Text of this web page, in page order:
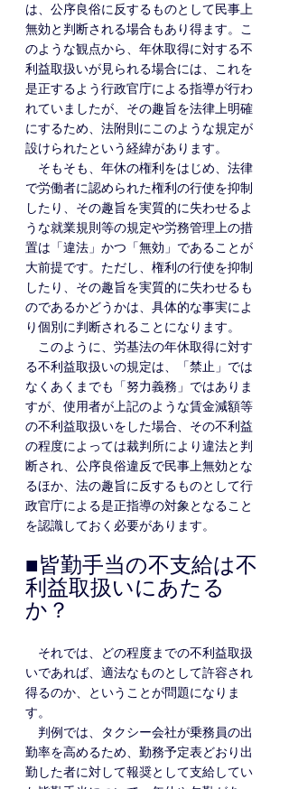
は、公序良俗に反するものとして民事上
無効と判断される場合もあり得ます。こ
のような観点から、年休取得に対する不
利益取扱いが見られる場合には、これを
是正するよう行政官庁による指導が行わ
れていましたが、その趣旨を法律上明確
にするため、法附則にこのような規定が
設けられたという経緯があります。
そもそも、年休の権利をはじめ、法律
で労働者に認められた権利の行使を抑制
したり、その趣旨を実質的に失わせるよ
うな就業規則等の規定や労務管理上の措
置は「違法」かつ「無効」であることが
大前提です。ただし、権利の行使を抑制
したり、その趣旨を実質的に失わせるも
のであるかどうかは、具体的な事実によ
り個別に判断されることになります。
このように、労基法の年休取得に対す
る不利益取扱いの規定は、「禁止」では
なくあくまでも「努力義務」ではありま
すが、使用者が上記のような賃金減額等
の不利益取扱いをした場合、その不利益
の程度によっては裁判所により違法と判
断され、公序良俗違反で民事上無効とな
るほか、法の趣旨に反するものとして行
政官庁による是正指導の対象となること
を認識しておく必要があります。
■皆勤手当の不支給は不
利益取扱いにあたる
か？
それでは、どの程度までの不利益取扱
いであれば、適法なものとして許容され
得るのか、ということが問題になりま
す。
判例では、タクシー会社が乗務員の出
勤率を高めるため、勤務予定表どおり出
勤した者に対して報奨として支給してい